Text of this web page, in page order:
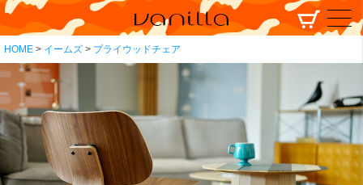
HOME イームズ プライウッドチェア